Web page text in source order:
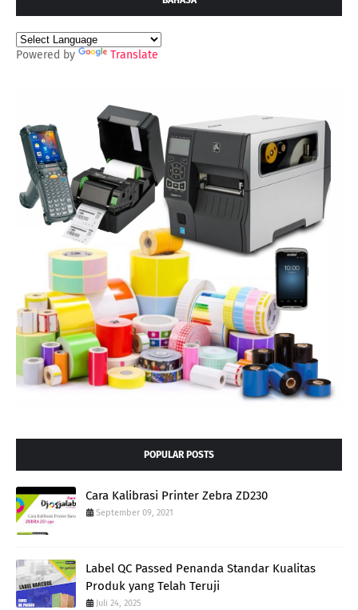
Powered by Translate
POPULAR POSTS
Cara Kalibrasi Printer Zebra ZD230
September 09, 2021
Label QC Passed Penanda Standar Kualitas
Produk yang Telah Teruji
Juli 24, 2025